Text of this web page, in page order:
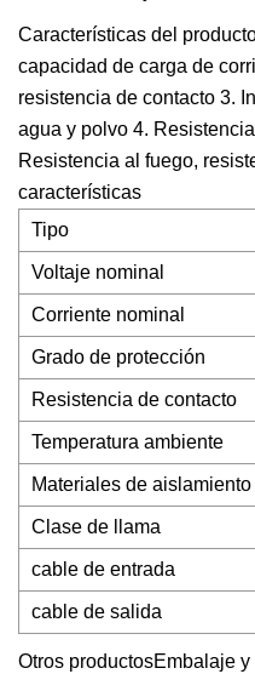
Características del
capacidad de carga de
resistencia de contacto 3.
agua y polvo 4.
Resistencia al fuego,
características
Tipo
Voltaje nominal
Corriente nominal
Grado de protección
Resistencia de contacto
Temperatura ambiente
Materiales de aislamiento
Clase de llama
cable de entrada
cable de salida
Otros productosEmbalaje